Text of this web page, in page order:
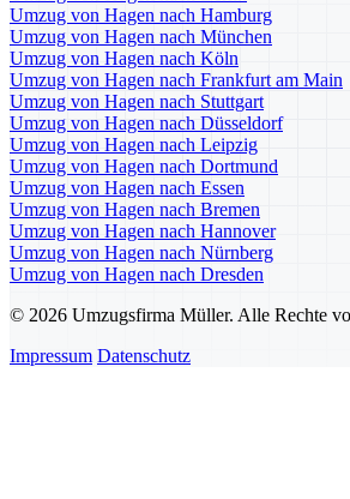
Umzug von Hagen nach Hamburg
Umzug von Hagen nach München
Umzug von Hagen nach Köln
Umzug von Hagen nach Frankfurt am Main
Umzug von Hagen nach Stuttgart
Umzug von Hagen nach Düsseldorf
Umzug von Hagen nach Leipzig
Umzug von Hagen nach Dortmund
Umzug von Hagen nach Essen
Umzug von Hagen nach Bremen
Umzug von Hagen nach Hannover
Umzug von Hagen nach Nürnberg
Umzug von Hagen nach Dresden
© 2026 Umzugsfirma Müller. Alle Rechte
Impressum Datenschutz